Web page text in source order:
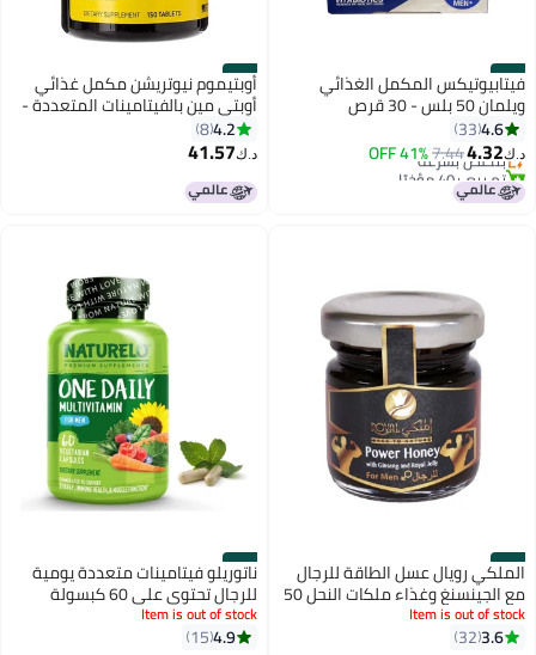
#43
فيتابيوتيكس المكمل الغذائي
ويلمان 50 بلس - 30 قرص
4.6
33
د.ك‏4.32
7.44
41% OFFبتخلّص بسرعة
تم بيع +40 مؤخرًا
بتخلّص بسرعة
#44
أوبتيموم نيوتريشن مكمل غذائي
أوبتي مين بالفيتامينات المتعددة -
150 قرص4.2
8
د.ك‏41.57
#45
الملكي رويال عسل الطاقة للرجال
مع الجينسنغ وغذاء ملكات النحل 50
ع
Item is out of stock
3.6
32
#46
ناتوريلو فيتامينات متعددة يومية
للرجال تحتوي على 60 كبسولة
نباتية مكمل غذائي مصمم لدعم
Enery وصحة المناعة ووظيفة
Item is out of stock
4.9
15